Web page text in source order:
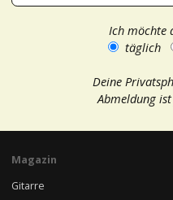
Ich möchte
täglich
Deine
Abmeldung
Magazin
Gitarre